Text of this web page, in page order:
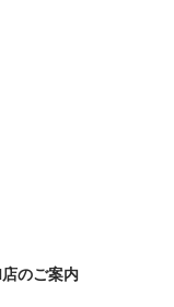
のご案内